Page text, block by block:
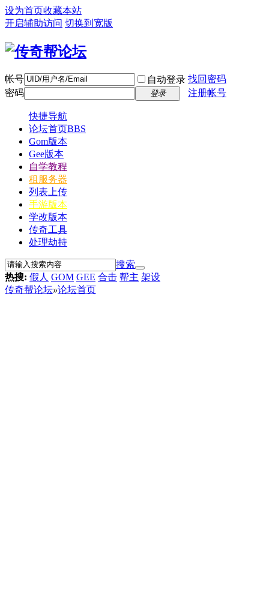
设为首页收藏本站
开启辅助访问 切换到宽版
帐号 自动登录 找回密码
密码
登录 注册帐号
快捷导航
论坛首页BBS
Gom版本
Gee版本
自学教程
租服务器
列表上传
手游版本
学改版本
传奇工具
处理劫持
搜索
热搜: 假人 GOM GEE 合击 帮主 架设
传奇帮论坛»论坛首页